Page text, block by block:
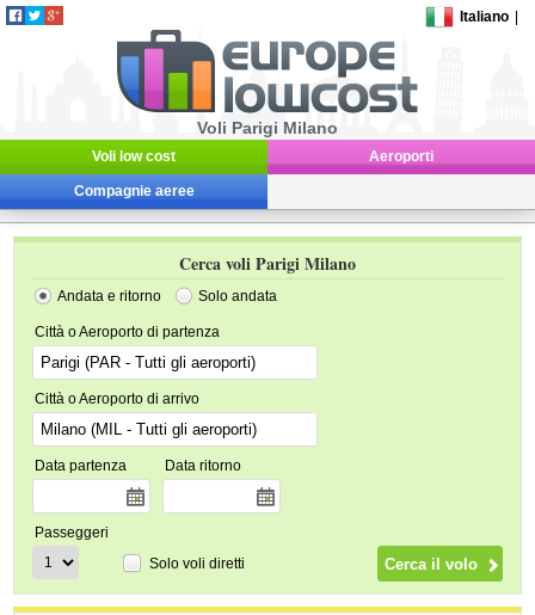
Italiano
Voli Parigi Milano
Voli low cost Aeroporti
Compagnie aeree
Cerca voli Parigi Milano
Andata e ritorno Solo andata
Città o Aeroporto di partenza
Città o Aeroporto di arrivo
Data partenza Data ritorno
Passeggeri
Solo voli diretti